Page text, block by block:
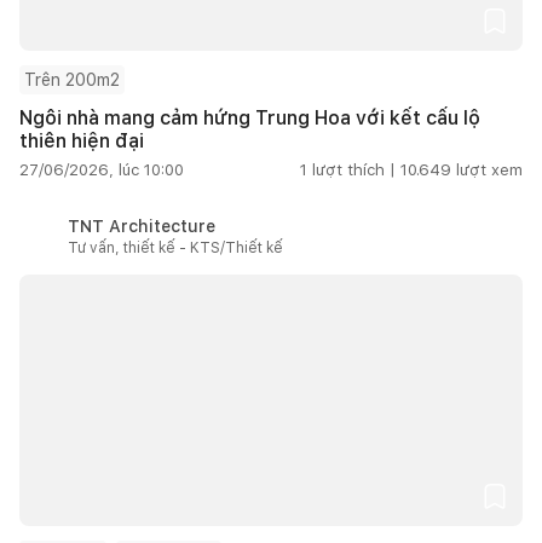
Trên 200m2
Ngôi nhà mang cảm hứng Trung Hoa với kết cấu lộ
thiên hiện đại
27/06/2026, lúc 10:00 1 lượt thích | 10.649 lượt xem
TNT Architecture
Tư vấn, thiết kế - KTS/Thiết kế